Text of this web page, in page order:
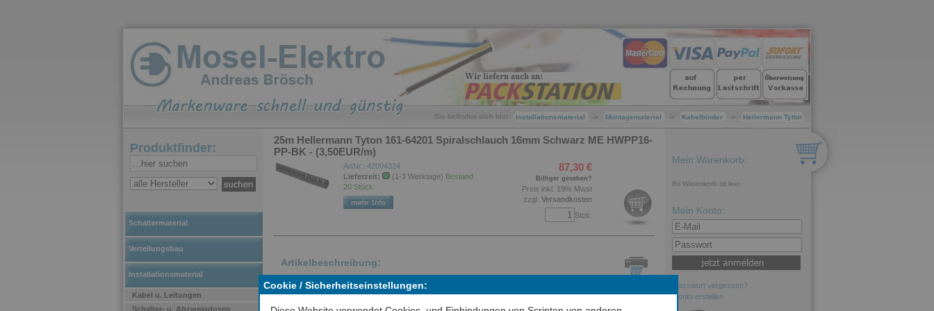
Cookie / Sicherheitseinstellungen:
Sie befinden sich hier: Installationsmaterial -> Montagematerial -> Kabelbinder -> Hellermann Tyton
Produktfinder:
Schaltermaterial
Verteilungsbau
Installationsmaterial
Kabel u. Leitungen
Schalter- u. Abzweigdosen
25m Hellermann Tyton 161-64201 Spiralschlauch 16mm Schwarz ME HWPP16-
PP-BK - (3,50EUR/m)
ArtNr.: 42004324
Lieferzeit:
(1-3 Werktage) Bestand
20 Stück.
87,30 €
Billiger gesehen?
Preis inkl. 19% Mwst
zzgl.Versandkosten
Stck.
Artikelbeschreibung:
Helawrap ist die ideale Lösung für die Bündelung und den Schutz von Kabeln
und Leitungen in industriellen Umgebungen sowie im Büro oder zu Hause.
Mein Warenkorb:
Ihr Warenkorb ist leer
Mein Konto:
Passwort vergessen?
Konto erstellen